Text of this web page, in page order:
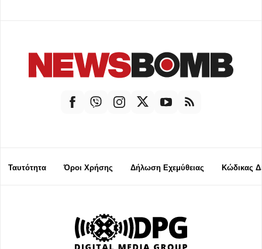
Ταυτότητα Όροι Χρήσης Δήλωση Εχεμύθειας Κώδικας